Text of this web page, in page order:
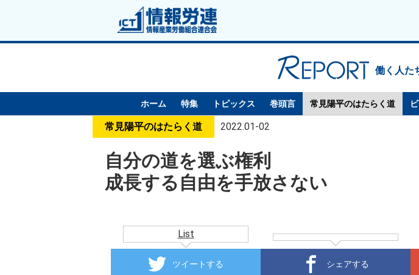
働く人た
ホーム 特集 トピックス 巻頭言 常見陽平のはたらく道
常見陽平のはたらく道 2022.01-02
自分の道を選ぶ権利
成長する自由を手放さない
List
ツイートする シェアする